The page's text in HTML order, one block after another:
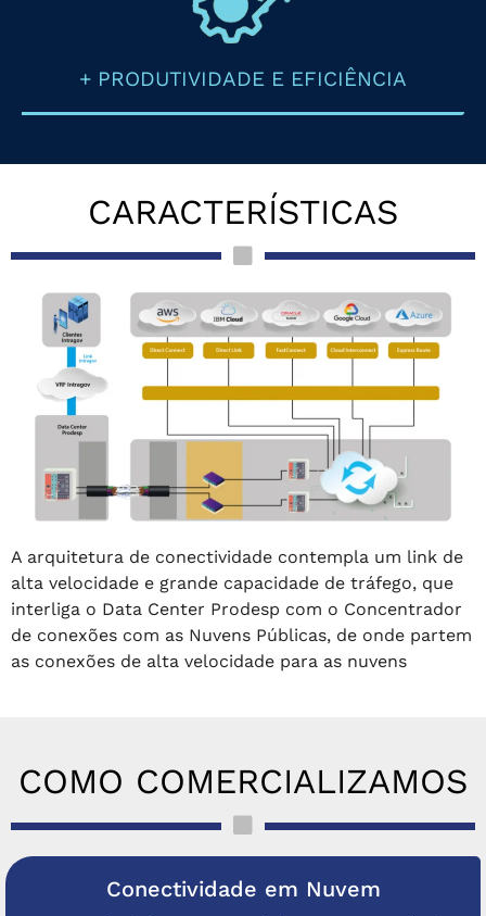
+ PRODUTIVIDADE E EFICIÊNCIA
CARACTERÍSTICAS
A arquitetura de conectividade contempla um link de
alta velocidade e grande capacidade de tráfego, que
interliga o Data Center Prodesp com o Concentrador
de conexões com as Nuvens Públicas, de onde partem
as conexões de alta velocidade para as nuvens
COMO COMERCIALIZAMOS
Conectividade em Nuvem